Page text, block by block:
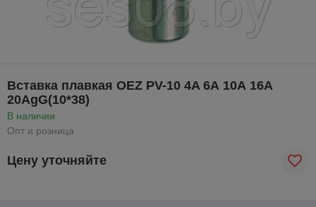
Вставка плавкая OEZ PV-10 4A 6А 10А 16А
20АgG(10*38)
В наличии
Опт и розница
Цену уточняйте